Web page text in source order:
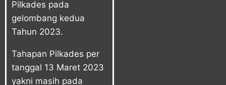
Pilkades pada
gelombang kedua
Tahun 2023.
Tahapan Pilkades per
tanggal 13 Maret 2023
yakni masih pada